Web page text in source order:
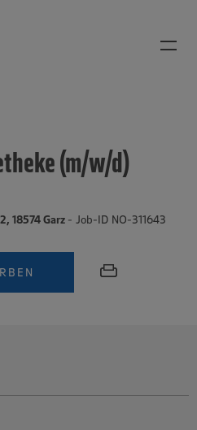
(m/w/d)
18574 Garz - Job-ID NO-311643